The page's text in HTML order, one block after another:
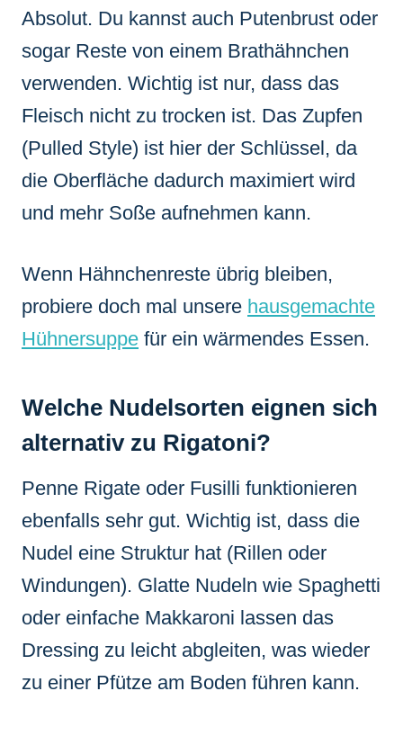
Absolut. Du kannst auch Putenbrust oder
sogar Reste von einem Brathähnchen
verwenden. Wichtig ist nur, dass das
Fleisch nicht zu trocken ist. Das Zupfen
(Pulled Style) ist hier der Schlüssel, da
die Oberfläche dadurch maximiert wird
und mehr Soße aufnehmen kann.
Wenn Hähnchenreste übrig bleiben,
probiere doch mal unsere hausgemachte
Hühnersuppe für ein wärmendes Essen.
Welche Nudelsorten eignen sich
alternativ zu Rigatoni?
Penne Rigate oder Fusilli funktionieren
ebenfalls sehr gut. Wichtig ist, dass die
Nudel eine Struktur hat (Rillen oder
Windungen). Glatte Nudeln wie Spaghetti
oder einfache Makkaroni lassen das
Dressing zu leicht abgleiten, was wieder
zu einer Pfütze am Boden führen kann.